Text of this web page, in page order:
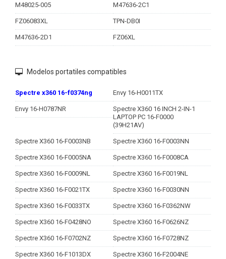
M48025-005 M47636-2C1
FZ06083XL TPN-DB0I
M47636-2D1 FZ06XL
Modelos portatiles compatibles
Spectre x360 16-f0374ng Envy 16-H0011TX
Envy 16-H0787NR
Spectre X360 16 INCH 2-IN-1
LAPTOP PC 16-F0000
(39H21AV)
Spectre X360 16-F0003NB Spectre X360 16-F0003NN
Spectre X360 16-F0005NA Spectre X360 16-F0008CA
Spectre X360 16-F0009NL Spectre X360 16-F0019NL
Spectre X360 16-F0021TX Spectre X360 16-F0030NN
Spectre X360 16-F0033TX Spectre X360 16-F0362NW
Spectre X360 16-F0428NO Spectre X360 16-F0626NZ
Spectre X360 16-F0702NZ Spectre X360 16-F0728NZ
Spectre X360 16-F1013DX Spectre X360 16-F2004NE